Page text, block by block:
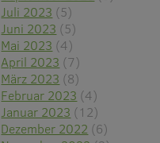
Juli 2023 (5)
Juni 2023 (5)
Mai 2023 (4)
April 2023 (7)
März 2023 (8)
Februar 2023 (4)
Januar 2023 (12)
Dezember 2022 (6)